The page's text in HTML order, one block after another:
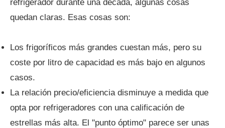
refrigerador durante una década, algunas cosas
quedan claras. Esas cosas son:
Los frigoríficos más grandes cuestan más, pero su
coste por litro de capacidad es más bajo en algunos
casos.
La relación precio/eficiencia disminuye a medida que
opta por refrigeradores con una calificación de
estrellas más alta. El "punto óptimo" parece ser unas